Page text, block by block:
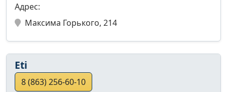
Адрес:
Максима Горького, 214
Eti
8 (863) 256-60-10